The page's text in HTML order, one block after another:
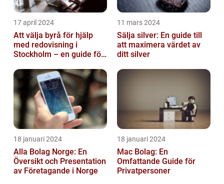
17 april 2024
Att välja byrå för hjälp
med redovisning i
Stockholm – en guide för
11 mars 2024
Sälja silver: En guide till
att maximera värdet av
ditt silver
18 januari 2024
Alla Bolag Norge: En
Översikt och Presentation
av Företagande i Norge
18 januari 2024
Mac Bolag: En
Omfattande Guide för
Privatpersoner